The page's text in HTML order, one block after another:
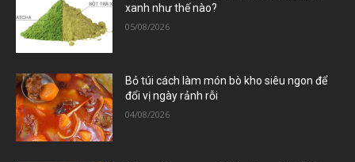
xanh như thế nào?
05/08/2026
Bỏ túi cách làm món bò kho siêu ngon để
đổi vị ngày rảnh rỗi
04/08/2026